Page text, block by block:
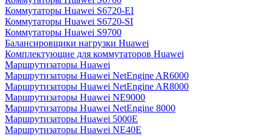
Коммутаторы Huawei S6720-EI
Коммутаторы Huawei S6720-SI
Коммутаторы Huawei S9700
Балансировщики нагрузки Huawei
Комплектующие для коммутаторов Huawei
Маршрутизаторы Huawei
Маршрутизаторы Huawei NetEngine AR6000
Маршрутизаторы Huawei NetEngine AR8000
Маршрутизаторы Huawei NE9000
Маршрутизаторы Huawei NetEngine 8000
Маршрутизаторы Huawei 5000E
Маршрутизаторы Huawei NE40E